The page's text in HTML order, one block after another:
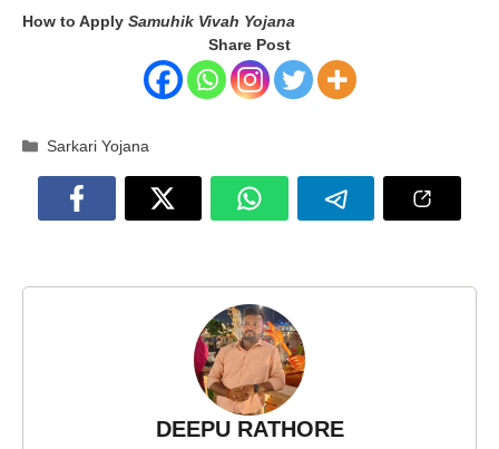
How to Apply Samuhik Vivah Yojana
Share Post
Categories
Sarkari Yojana
DEEPU RATHORE